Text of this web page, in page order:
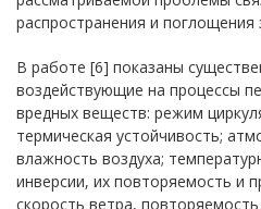
распространения и
В работе [6] показаны
воздействующие на процессы
вредных веществ: режим
термическая устойчивость;
влажность воздуха;
инверсии, их повторяемость и
скорость ветра,